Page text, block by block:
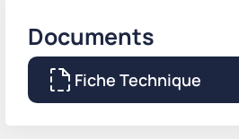
Documents
Fiche Technique